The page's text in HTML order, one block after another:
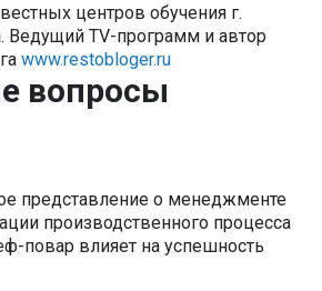
центров обучения г.
Ведущий TV-программ и автор
www.restobloger.ru
вопросы
представление о менеджменте
производственного процесса
повар влияет на успешность